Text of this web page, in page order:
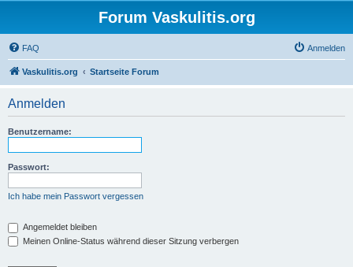
Forum Vaskulitis.org
FAQ Anmelden
Vaskulitis.org Startseite Forum
Anmelden
Benutzername:
Passwort:
Ich habe mein Passwort vergessen
Angemeldet bleiben
Meinen Online-Status während dieser Sitzung verbergen